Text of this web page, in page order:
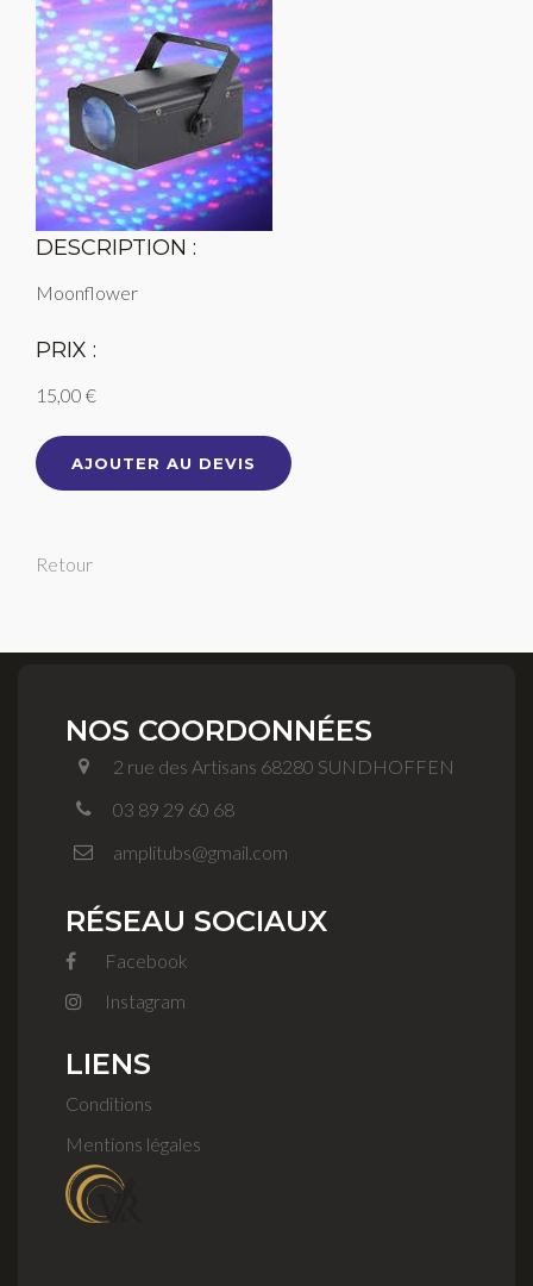
DESCRIPTION :
Moonflower
PRIX :
15,00 €
AJOUTER AU DEVIS
Retour
NOS COORDONNÉES
2 rue des Artisans 68280 SUNDHOFFEN
03 89 29 60 68
amplitubs@gmail.com
RÉSEAU SOCIAUX
Facebook
Instagram
LIENS
Conditions
Mentions légales